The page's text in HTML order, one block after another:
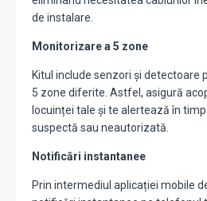
de instalare.
Monitorizare a 5 zone
Kitul include senzori și detectoare
5 zone diferite. Astfel, asigură
locuinței tale și te alertează în
suspectă sau neautorizată.
Notificări instantanee
Prin intermediul aplicației mobile